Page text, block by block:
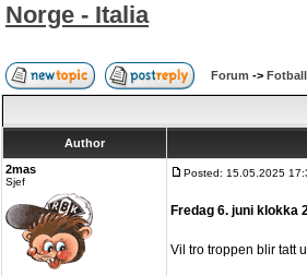
Norge - Italia
Forum ->
Author
2mas
Sjef
Posted: 15.05.2025
Fredag 6. juni klokka
Vil tro troppen blir tatt